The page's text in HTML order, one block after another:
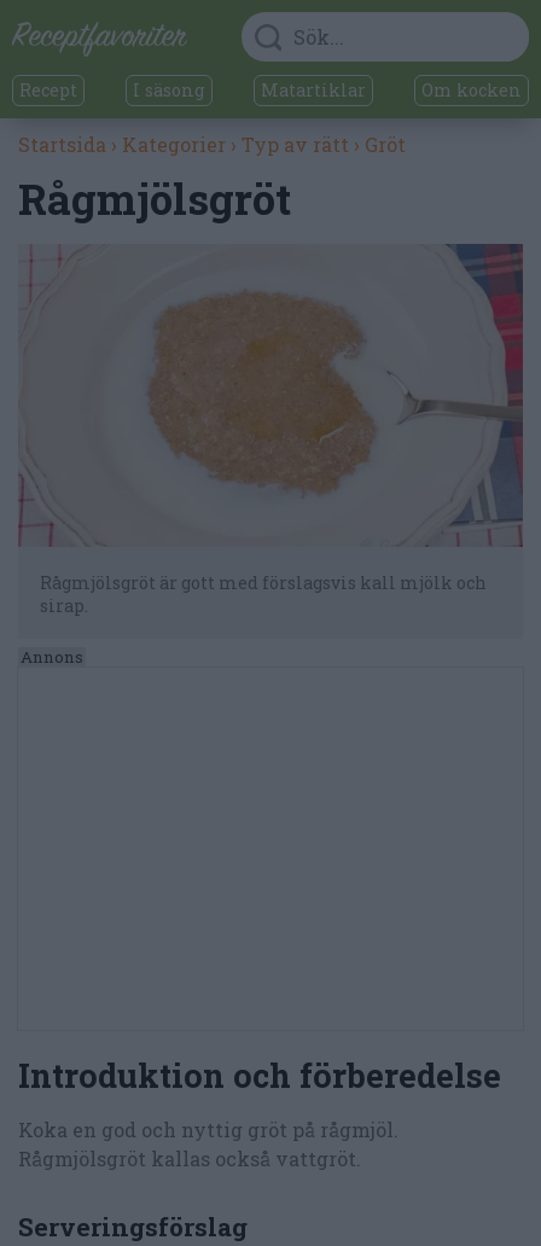
Recept I säsong Matartiklar Om kocken
Startsida › Kategorier › Typ av rätt › Gröt
Rågmjölsgröt
Rågmjölsgröt är gott med förslagsvis kall mjölk och
sirap.
Introduktion och förberedelse
Koka en god och nyttig gröt på rågmjöl.
Rågmjölsgröt kallas också vattgröt.
Serveringsförslag